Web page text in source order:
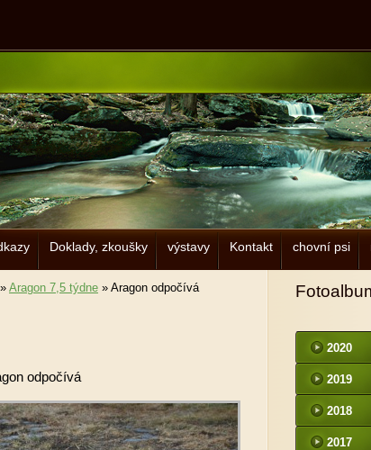
Doklady, zkoušky výstavy Kontakt chovní psi
Aragon 7,5 týdne » Aragon odpočívá
odpočívá
2020
2019
2018
2017